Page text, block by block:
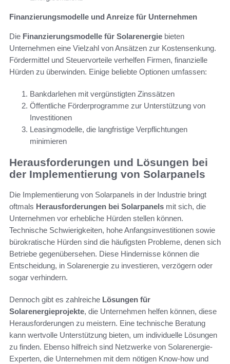
Finanzierungsmodelle und Anreize für Unternehmen
Die Finanzierungsmodelle für Solarenergie bieten
Unternehmen eine Vielzahl von Ansätzen zur Kostensenkung.
Fördermittel und Steuervorteile verhelfen Firmen, finanzielle
Hürden zu überwinden. Einige beliebte Optionen umfassen:
Bankdarlehen mit vergünstigten Zinssätzen
Öffentliche Förderprogramme zur Unterstützung von
Investitionen
Leasingmodelle, die langfristige Verpflichtungen
minimieren
Herausforderungen und Lösungen bei
der Implementierung von Solarpanels
Die Implementierung von Solarpanels in der Industrie bringt
oftmals Herausforderungen bei Solarpanels mit sich, die
Unternehmen vor erhebliche Hürden stellen können.
Technische Schwierigkeiten, hohe Anfangsinvestitionen sowie
bürokratische Hürden sind die häufigsten Probleme, denen sich
Betriebe gegenübersehen. Diese Hindernisse können die
Entscheidung, in Solarenergie zu investieren, verzögern oder
sogar verhindern.
Dennoch gibt es zahlreiche Lösungen für
Solarenergieprojekte, die Unternehmen helfen können, diese
Herausforderungen zu meistern. Eine technische Beratung
kann wertvolle Unterstützung bieten, um individuelle Lösungen
zu finden. Ebenso hilfreich sind Netzwerke von Solarenergie-
Experten, die Unternehmen mit dem nötigen Know-how und